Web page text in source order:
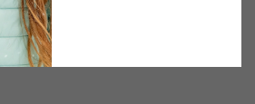
CADEAUX
VIRTUEL